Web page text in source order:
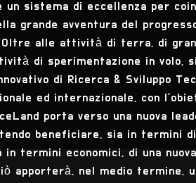
sistema di eccellenza per
grande avventura del
alle attività di terra, di
di sperimentazione in volo,
di Ricerca & Sviluppo
ed internazionale, con
porta verso una nuova
beneficiare, sia in termini di
termini economici, di una
apporterà, nel medio termine,